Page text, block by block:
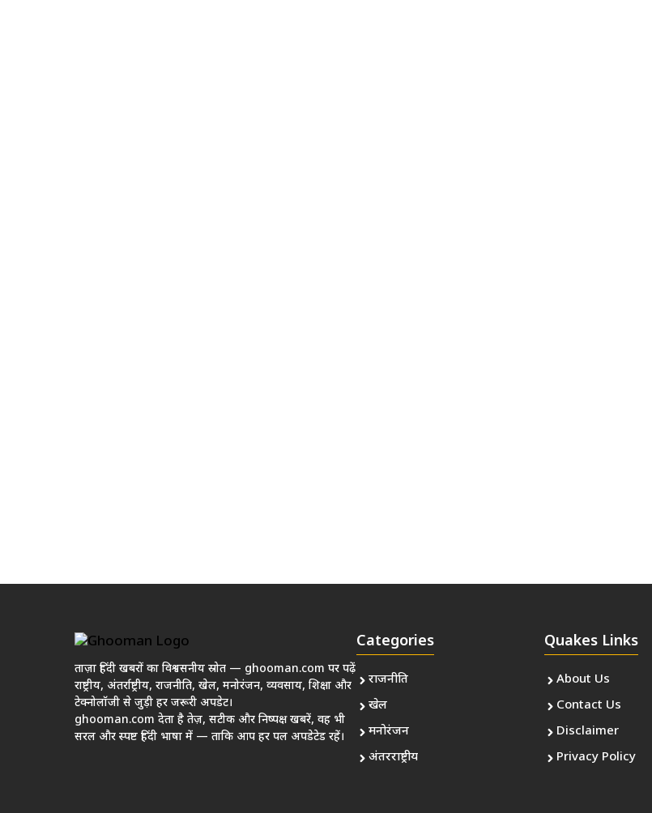
ताज़ा हिंदी खबरों का विश्वसनीय स्रोत — ghooman.com पर पढ़ें
राष्ट्रीय, अंतर्राष्ट्रीय, राजनीति, खेल, मनोरंजन, व्यवसाय, शिक्षा और
टेक्नोलॉजी से जुड़ी हर जरूरी अपडेट।
ghooman.com देता है तेज़, सटीक और निष्पक्ष खबरें, वह भी
सरल और स्पष्ट हिंदी भाषा में — ताकि आप हर पल अपडेटेड रहें।
Categories
राजनीति
खेल
मनोरंजन
अंतरराष्ट्रीय
Quakes Links
About Us
Contact Us
Disclaimer
Privacy Policy